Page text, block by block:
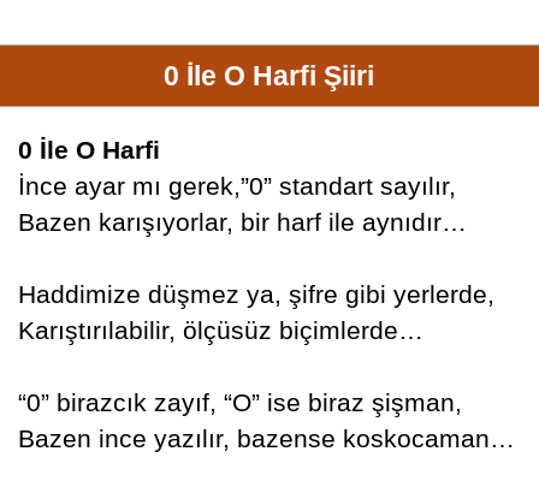
0 İle O Harfi Şiiri
0 İle O Harfi
İnce ayar mı gerek,”0” standart sayılır,
Bazen karışıyorlar, bir harf ile aynıdır…
Haddimize düşmez ya, şifre gibi yerlerde,
Karıştırılabilir, ölçüsüz biçimlerde…
“0” birazcık zayıf, “O” ise biraz şişman,
Bazen ince yazılır, bazense koskocaman…